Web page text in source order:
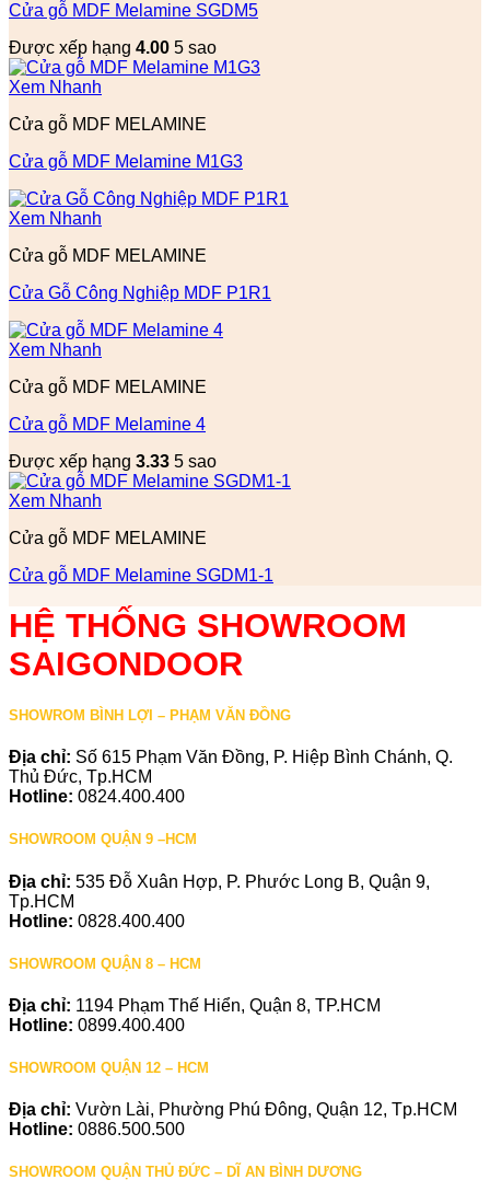
Cửa gỗ MDF Melamine SGDM5
Được xếp hạng 4.00 5 sao
Xem Nhanh
Cửa gỗ MDF MELAMINE
Cửa gỗ MDF Melamine M1G3
Xem Nhanh
Cửa gỗ MDF MELAMINE
Cửa Gỗ Công Nghiệp MDF P1R1
Xem Nhanh
Cửa gỗ MDF MELAMINE
Cửa gỗ MDF Melamine 4
Được xếp hạng 3.33 5 sao
Xem Nhanh
Cửa gỗ MDF MELAMINE
Cửa gỗ MDF Melamine SGDM1-1
HỆ THỐNG SHOWROOM
SAIGONDOOR
SHOWROM BÌNH LỢI – PHẠM VĂN ĐỒNG
Địa chỉ: Số 615 Phạm Văn Đồng, P. Hiệp Bình Chánh, Q.
Thủ Đức, Tp.HCM
Hotline: 0824.400.400
SHOWROOM QUẬN 9 –HCM
Địa chỉ: 535 Đỗ Xuân Hợp, P. Phước Long B, Quận 9,
Tp.HCM
Hotline: 0828.400.400
SHOWROOM QUẬN 8 – HCM
Địa chỉ: 1194 Phạm Thế Hiển, Quận 8, TP.HCM
Hotline: 0899.400.400
SHOWROOM QUẬN 12 – HCM
Địa chỉ: Vườn Lài, Phường Phú Đông, Quận 12, Tp.HCM
Hotline: 0886.500.500
SHOWROOM QUẬN THỦ ĐỨC – DĨ AN BÌNH DƯƠNG